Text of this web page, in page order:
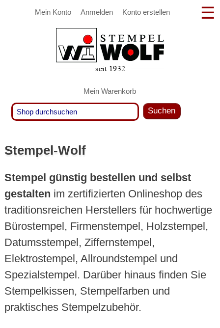
Mein Konto Anmelden Konto erstellen
Mein Warenkorb
Suchen
Stempel-Wolf
Stempel günstig bestellen und selbst
gestalten im zertifizierten Onlineshop des
traditionsreichen Herstellers für hochwertige
Bürostempel, Firmenstempel, Holzstempel,
Datumsstempel, Ziffernstempel,
Elektrostempel, Allroundstempel und
Spezialstempel. Darüber hinaus finden Sie
Stempelkissen, Stempelfarben und
praktisches Stempelzubehör.